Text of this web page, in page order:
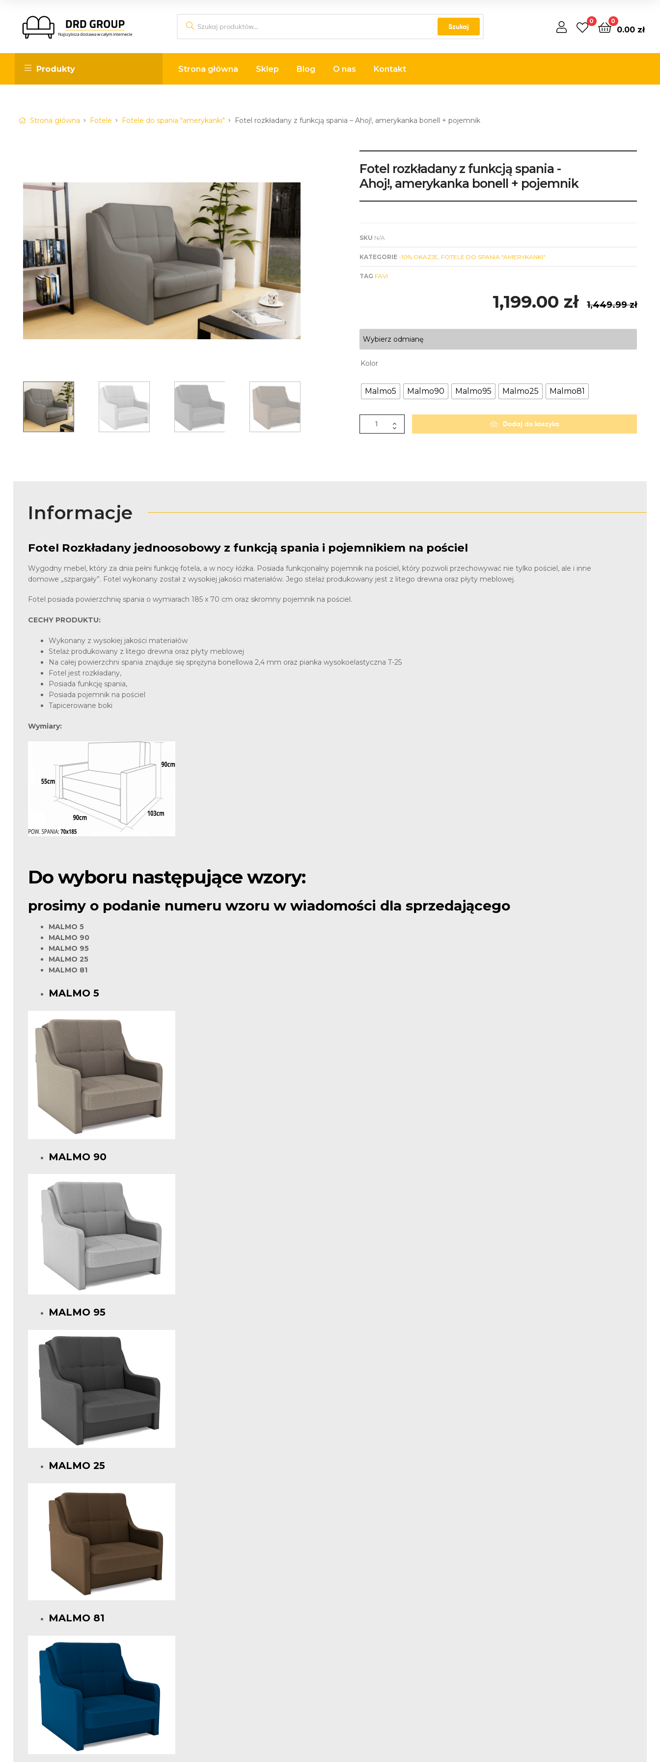
DRD
Group
meblowy
Szukaj
0 0
0.00 zł
Produkty Strona główna Sklep Blog O nas Kontakt
Strona główna Fotele Fotele do spania "amerykanki" Fotel rozkładany z funkcją spania – Ahoj!, amerykanka bonell + pojemnik
Fotel rozkładany z funkcją spania -
Ahoj!, amerykanka bonell + pojemnik
SKU N/A
KATEGORIE -10% OKAZJE FOTELE DO SPANIA "AMERYKANKI"
TAG FAVI
1,449.99zł
1,199.00 zł
Wybierz odmianę
Kolor
Malmo5 Malmo90 Malmo95 Malmo25 Malmo81
Dodaj do koszyka
Informacje
Fotel Rozkładany jednoosobowy z funkcją spania i pojemnikiem na pościel
Wygodny mebel, który za dnia pełni funkcję fotela, a w nocy łóżka. Posiada funkcjonalny pojemnik na pościel, który pozwoli przechowywać nie tylko pościel, ale i inne
domowe „szpargały”. Fotel wykonany został z wysokiej jakości materiałów. Jego stelaż produkowany jest z litego drewna oraz płyty meblowej.
Fotel posiada powierzchnię spania o wymiarach 185 x 70 cm oraz skromny pojemnik na pościel.
CECHY PRODUKTU:
Wykonany z wysokiej jakości materiałów
Stelaż produkowany z litego drewna oraz płyty meblowej
Na całej powierzchni spania znajduje się sprężyna bonellowa 2,4 mm oraz pianka wysokoelastyczna T-25
Fotel jest rozkładany,
Posiada funkcję spania,
Posiada pojemnik na pościel
Tapicerowane boki
Wymiary:
Do wyboru następujące wzory:
prosimy o podanie numeru wzoru w wiadomości dla sprzedającego
MALMO 5
MALMO 90
MALMO 95
MALMO 25
MALMO 81
MALMO 5
MALMO 90
MALMO 95
MALMO 25
MALMO 81